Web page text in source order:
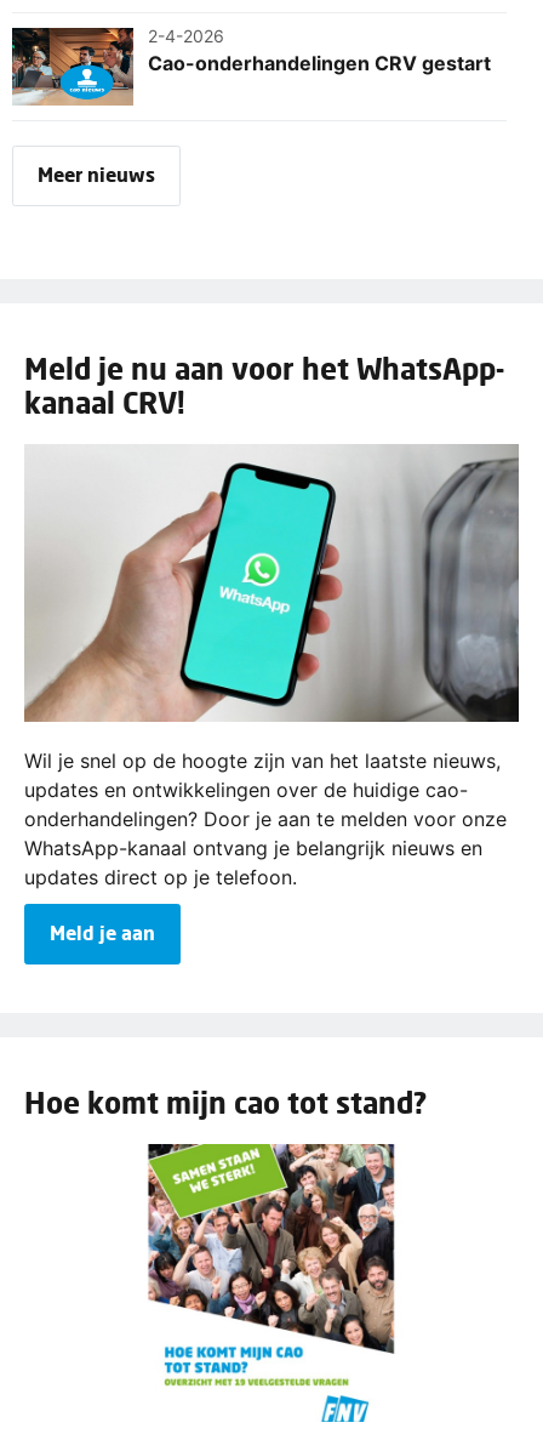
2-4-2026
Cao-onderhandelingen CRV gestart
Meer nieuws
Meld je nu aan voor het WhatsApp-
kanaal CRV!
Wil je snel op de hoogte zijn van het laatste nieuws,
updates en ontwikkelingen over de huidige cao-
onderhandelingen? Door je aan te melden voor onze
WhatsApp-kanaal ontvang je belangrijk nieuws en
updates direct op je telefoon.
Meld je aan
Hoe komt mijn cao tot stand?